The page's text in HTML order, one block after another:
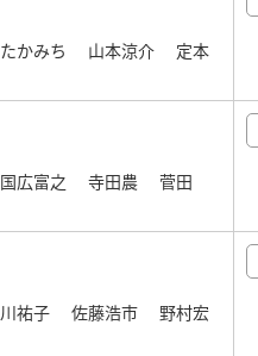
かみち 山本涼介 定本
広富之 寺田農 菅田
祐子 佐藤浩市 野村宏